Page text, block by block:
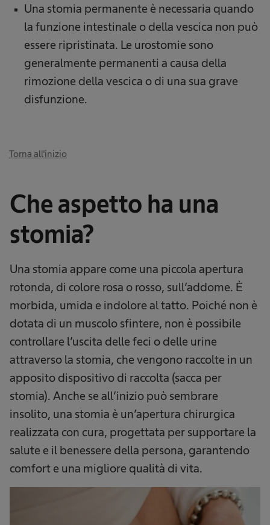
Una stomia permanente è necessaria quando
la funzione intestinale o della vescica non può
essere ripristinata. Le urostomie sono
generalmente permanenti a causa della
rimozione della vescica o di una sua grave
disfunzione.
Torna all'inizio
Che aspetto ha una
stomia?​
Una stomia appare come una piccola apertura
rotonda, di colore rosa o rosso, sull’addome. È
morbida, umida e indolore al tatto. Poiché non è
dotata di un muscolo sfintere, non è possibile
controllare l’uscita delle feci o delle urine
attraverso la stomia, che vengono raccolte in un
apposito dispositivo di raccolta (sacca per
stomia). Anche se all’inizio può sembrare
insolito, una stomia è un’apertura chirurgica
realizzata con cura, progettata per supportare la
salute e il benessere della persona, garantendo
comfort e una migliore qualità di vita.